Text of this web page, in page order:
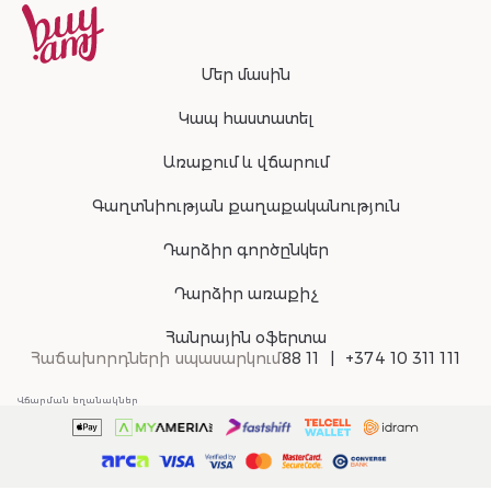
Մեր մասին
Կապ հաստատել
Առաքում և վճարում
Գաղտնիության քաղաքականություն
Դարձիր գործընկեր
Դարձիր առաքիչ
Հանրային օֆերտա
Հաճախորդների սպասարկում88 11 +374 10 311 111
Վճարման եղանակներ